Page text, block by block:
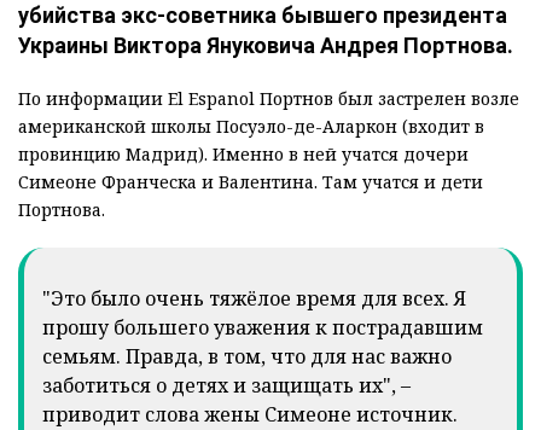
убийства экс-советника бывшего президента
Украины Виктора Януковича Андрея Портнова.
По информации El Espanol Портнов был застрелен возле
американской школы Посуэло-де-Аларкон (входит в
провинцию Мадрид). Именно в ней учатся дочери
Симеоне Франческа и Валентина. Там учатся и дети
Портнова.
"Это было очень тяжёлое время для всех. Я
прошу большего уважения к пострадавшим
семьям. Правда, в том, что для нас важно
заботиться о детях и защищать их", –
приводит слова жены Симеоне источник.